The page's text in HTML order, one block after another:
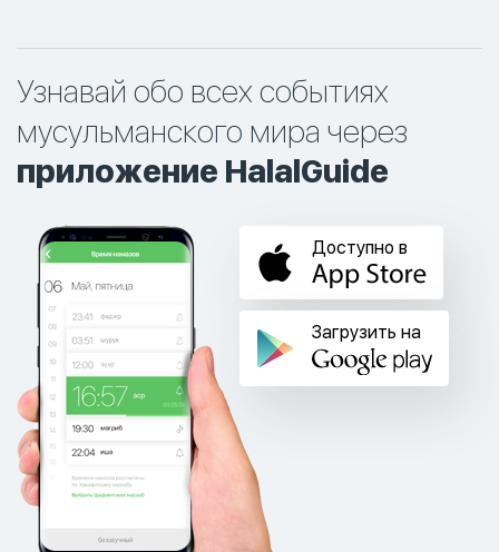
Узнавай обо всех событиях
мусульманского мира через
приложение HalalGuide
Доступно в
Загрузить на